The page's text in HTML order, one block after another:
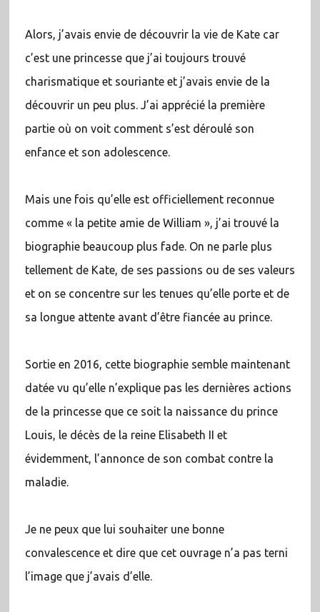
Alors, j’avais envie de découvrir la vie de Kate car
c’est une princesse que j’ai toujours trouvé
charismatique et souriante et j’avais envie de la
découvrir un peu plus. J’ai apprécié la première
partie où on voit comment s’est déroulé son
enfance et son adolescence.
Mais une fois qu’elle est officiellement reconnue
comme « la petite amie de William », j’ai trouvé la
biographie beaucoup plus fade. On ne parle plus
tellement de Kate, de ses passions ou de ses valeurs
et on se concentre sur les tenues qu’elle porte et de
sa longue attente avant d’être fiancée au prince.
Sortie en 2016, cette biographie semble maintenant
datée vu qu’elle n’explique pas les dernières actions
de la princesse que ce soit la naissance du prince
Louis, le décès de la reine Elisabeth II et
évidemment, l’annonce de son combat contre la
maladie.
Je ne peux que lui souhaiter une bonne
convalescence et dire que cet ouvrage n’a pas terni
l’image que j’avais d’elle.